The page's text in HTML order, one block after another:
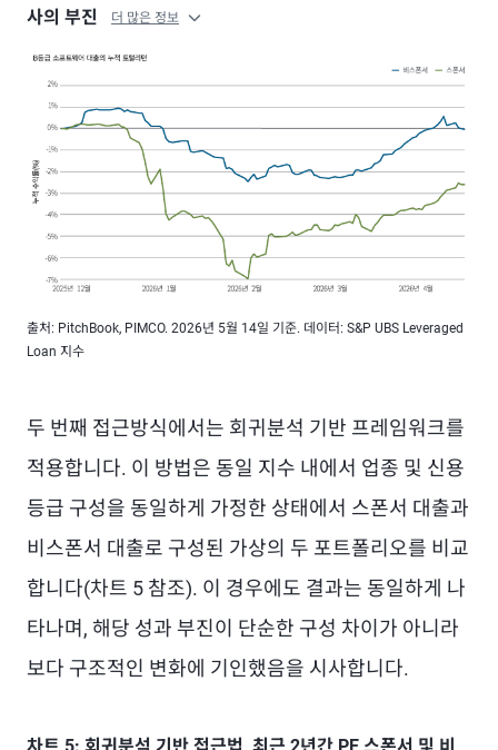
사의 부진
더 많은 정보
출처: PitchBook, PIMCO. 2026년 5월 14일 기준. 데이터: S&P UBS Leveraged
Loan 지수
두 번째 접근방식에서는 회귀분석 기반 프레임워크를
적용합니다. 이 방법은 동일 지수 내에서 업종 및 신용
등급 구성을 동일하게 가정한 상태에서 스폰서 대출과
비스폰서 대출로 구성된 가상의 두 포트폴리오를 비교
합니다(차트 5 참조). 이 경우에도 결과는 동일하게 나
타나며, 해당 성과 부진이 단순한 구성 차이가 아니라
보다 구조적인 변화에 기인했음을 시사합니다.